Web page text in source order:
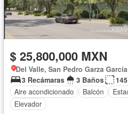
$ 25,800,000 MXN
Del Valle, San Pedro Garza García
3 Recámaras
3 Baños
Aire acondicionado
Balcón
Elevador